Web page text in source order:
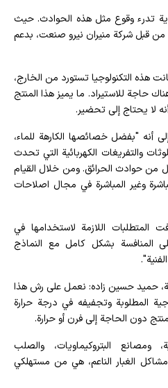
تدرء وقوع مثل هذه الحوادث. حيث
من قبل شركة منيران نيرو صنعت، بدعم
هذه التكنولوجيا تستورد من الخارج،
حاجة للاستيراد. ما يميز هذا المنتج
لا يحتاج إلى تحضير.
أنه "بفضل خصائصها الكارهة للماء،
والتفريغات الكهربائية التي تحدث
من حوادث الحرائق. ومن خلال القيام
وغير المباشرة في مجال اصلاحات
المتطلبات اللازمة لاستخدامها في
المنافسة بشكل كامل مع النماذج
حميد حسين زاده: نعمل على رش هذا
المطلوبة وتجفيفه في درجة حرارة
دون الحاجة إلى فرن أو حرارة.
ومصانع البتروكيماويات، والصلب
الغبار الناعم، هي من مستهلكي